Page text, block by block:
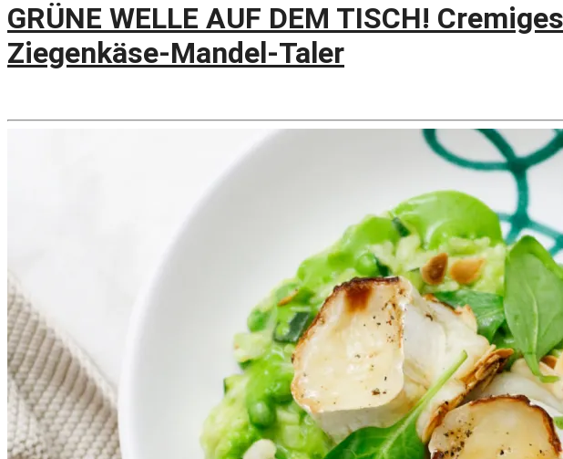
GRÜNE WELLE AUF DEM TISCH!
Ziegenkäse-Mandel-Taler